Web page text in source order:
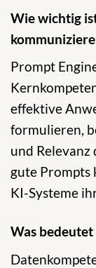
Wie wichtig
Prompt
effektive
formulieren,
und Relevanz
gute Prompts
KI-Systeme
Was bedeutet